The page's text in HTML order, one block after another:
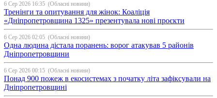
6 Сер 2026 16:35 (Обласні новини)
Тренінги та опитування для жінок: Коаліція
«Дніпропетровщина 1325» презентувала нові проєкти
6 Сер 2026 02:05 (Обласні новини)
Одна людина дістала поранень: ворог атакував 5 районів
Дніпропетровщини
6 Сер 2026 00:15 (Обласні новини)
Понад 900 пожеж в екосистемах з початку літа зафіксували на
Дніпропетровщині